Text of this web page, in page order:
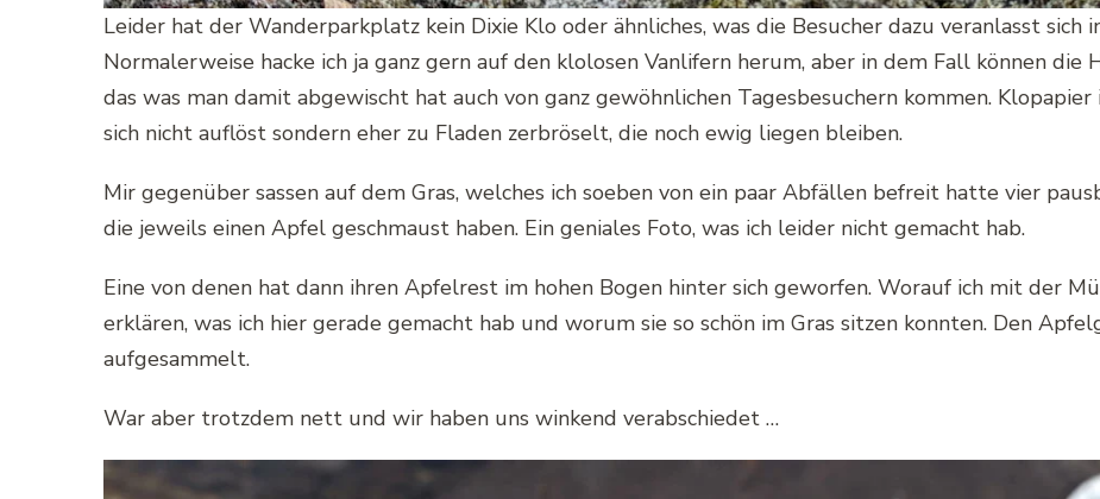
Leider hat der Wanderparkplatz kein Dixie Klo oder ähnliches, was die Besucher dazu veranlasst sich
Normalerweise hacke ich ja ganz gern auf den klolosen Vanlifern herum, aber in dem Fall können
das was man damit abgewischt hat auch von ganz gewöhnlichen Tagesbesuchern kommen.
sich nicht auflöst sondern eher zu Fladen zerbröselt, die noch ewig liegen bleiben.
Mir gegenüber sassen auf dem Gras, welches ich soeben von ein paar Abfällen befreit hatte vier
die jeweils einen Apfel geschmaust haben. Ein geniales Foto, was ich leider nicht gemacht hab.
Eine von denen hat dann ihren Apfelrest im hohen Bogen hinter sich geworfen. Worauf ich mit der
erklären, was ich hier gerade gemacht hab und worum sie so schön im Gras sitzen konnten. Den
aufgesammelt.
War aber trotzdem nett und wir haben uns winkend verabschiedet …